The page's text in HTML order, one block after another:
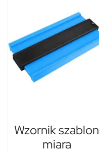
Wzornik szablon
miara